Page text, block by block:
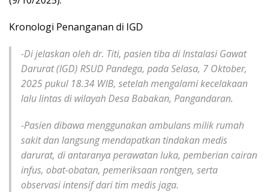
Kronologi Penanganan di IGD
-Di jelaskan oleh dr. Titi, pasien tiba di Instalasi Gawat
Darurat (IGD) RSUD Pandega, pada Selasa, 7 Oktober,
2025 pukul 18.34 WIB, setelah mengalami kecelakaan
lalu lintas di wilayah Desa Babakan, Pangandaran.
-Pasien dibawa menggunakan ambulans milik rumah
sakit dan langsung mendapatkan tindakan medis
darurat, di antaranya perawatan luka, pemberian cairan
infus, obat-obatan, pemeriksaan rontgen, serta
observasi intensif dari tim medis jaga.